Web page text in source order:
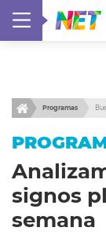
Programas
signos
semana